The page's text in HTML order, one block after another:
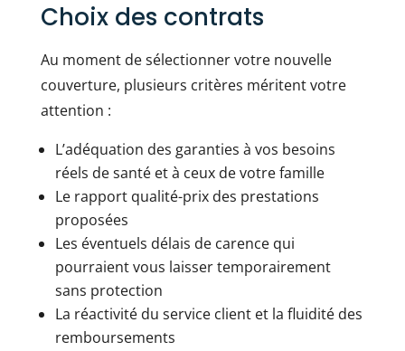
Choix des contrats
Au moment de sélectionner votre nouvelle
couverture, plusieurs critères méritent votre
attention :
L’adéquation des garanties à vos besoins
réels de santé et à ceux de votre famille
Le rapport qualité-prix des prestations
proposées
Les éventuels délais de carence qui
pourraient vous laisser temporairement
sans protection
La réactivité du service client et la fluidité des
remboursements